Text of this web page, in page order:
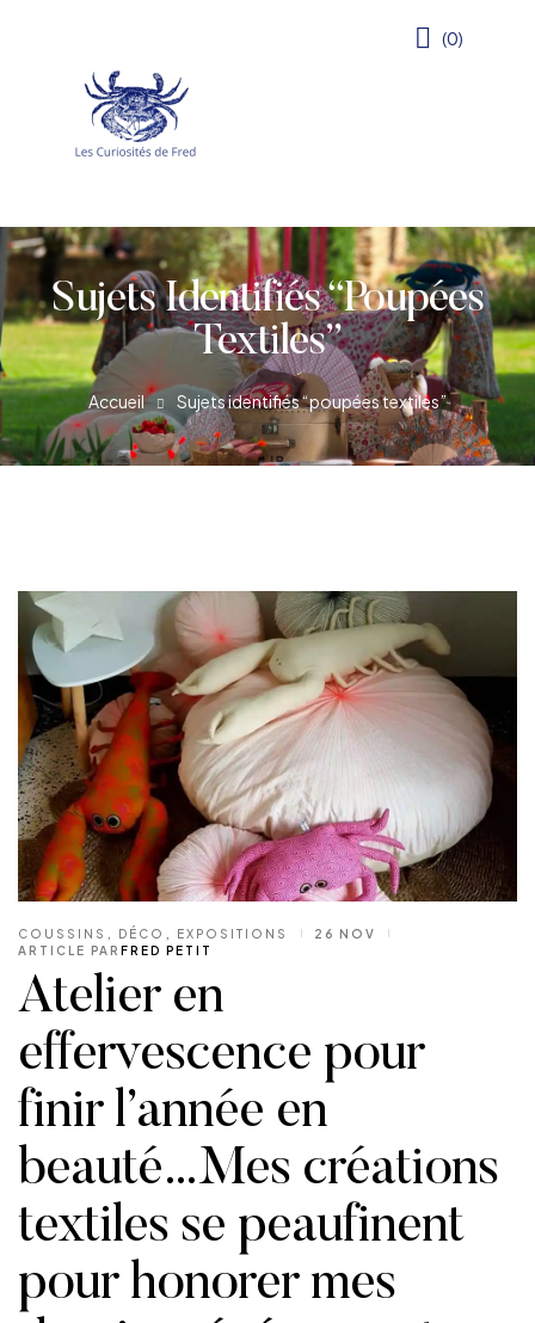
(0)
Sujets Identifiés “poupées
Textiles”
Accueil Sujets identifiés “poupées textiles”
COUSSINS DÉCO EXPOSITIONS
26 NOV
ARTICLE PAR FRED PETIT
Atelier en
effervescence pour
finir l’année en
beauté…Mes créations
textiles se peaufinent
pour honorer mes